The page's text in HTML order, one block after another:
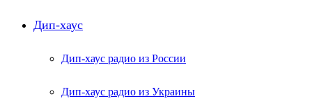
Дип-хаус
Дип-хаус радио из России
Дип-хаус радио из Украины